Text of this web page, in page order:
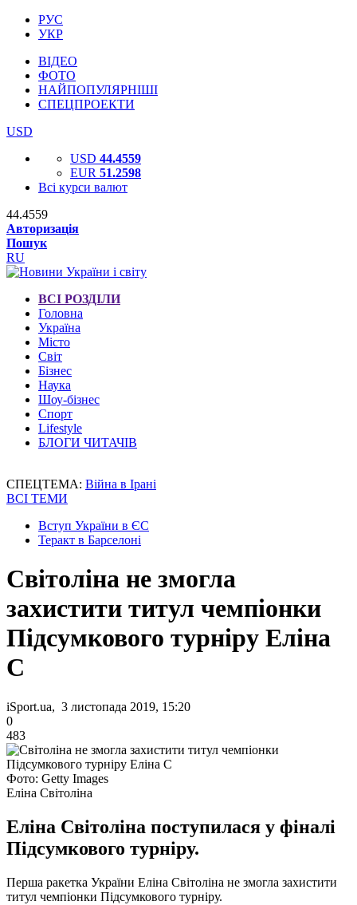
РУС
УКР
ВІДЕО
ФОТО
НАЙПОПУЛЯРНІШІ
СПЕЦПРОЕКТИ
USD
USD 44.4559
EUR 51.2598
Всі курси валют
44.4559
Авторизація
Пошук
RU
ВСІ РОЗДІЛИ
Головна
Україна
Місто
Світ
Бізнес
Наука
Шоу-бізнес
Спорт
Lifestyle
БЛОГИ ЧИТАЧІВ
СПЕЦТЕМА: Війна в Ірані
ВСІ ТЕМИ
Вступ України в ЄС
Теракт в Барселоні
Світоліна не змогла
захистити титул чемпіонки
Підсумкового турніру Еліна
С
iSport.ua, 3 листопада 2019, 15:20
0
483
Фото: Getty Images
Еліна Світоліна
Еліна Світоліна поступилася у фіналі
Підсумкового турніру.
Перша ракетка України Еліна Світоліна не змогла захистити
титул чемпіонки Підсумкового турніру.